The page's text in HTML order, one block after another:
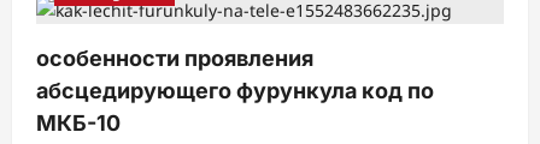
особенности проявления
абсцедирующего фурункула код по
МКБ-10